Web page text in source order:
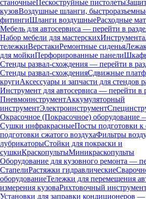
станочныеПескоструйные пистолеты
кузовВоздушные шланги,
фитингиШланги воздушныеРасходные
Мебель для автосервиса — перейти в
Набор мебели для мастерских
тележкиВерстакиРемонтные сиденья
для мойкиПерфорированные панели
Стенды развал-схождения — перейти в
Стенды развал-схожденияСдвижные
кругиАксессуары и запчасти для стендов
Инструмент для автосервиса — перейти в
ПневмоинструментАккумуляторный
инструментЭлектроинструмент
Окрасочное (Покрасочное) оборудование
Сушки инфракрасныеПосты подготовки к
подготовки сжатого воздухаФильтры
лубрикаторыСтойки для покраски и
сушкиКраскопультыМиникраскопульты
Оборудование для кузовного ремонта —
СтапелиРастяжки гидравлические
оборудованиеТележки для перемещения
измерения кузоваРихтовочный
Установки для заправки кондиционеров